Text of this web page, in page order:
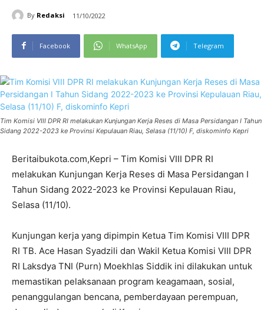
By Redaksi 11/10/2022
Facebook WhatsApp Telegram
Tim Komisi VIII DPR RI melakukan Kunjungan Kerja Reses di Masa Persidangan I Tahun
Sidang 2022-2023 ke Provinsi Kepulauan Riau, Selasa (11/10) F, diskominfo Kepri
Beritaibukota.com,Kepri – Tim Komisi VIII DPR RI
melakukan Kunjungan Kerja Reses di Masa Persidangan I
Tahun Sidang 2022-2023 ke Provinsi Kepulauan Riau,
Selasa (11/10).
Kunjungan kerja yang dipimpin Ketua Tim Komisi VIII DPR
RI TB. Ace Hasan Syadzili dan Wakil Ketua Komisi VIII DPR
RI Laksdya TNI (Purn) Moekhlas Siddik ini dilakukan untuk
memastikan pelaksanaan program keagamaan, sosial,
penanggulangan bencana, pemberdayaan perempuan,